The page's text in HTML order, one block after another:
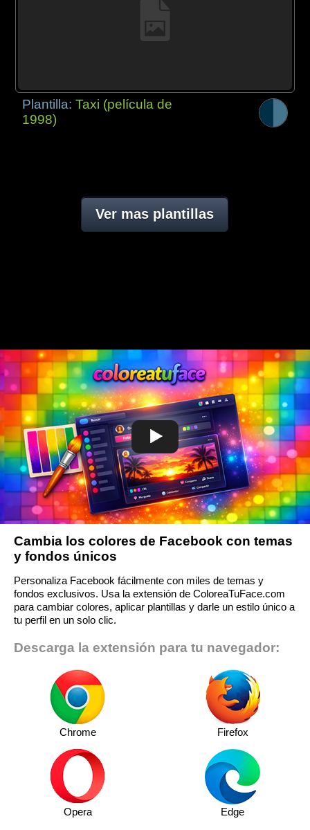
Plantilla:Taxi (película de
1998)
Ver mas plantillas
Cambia los colores de Facebook con temas
y fondos únicos
Personaliza Facebook fácilmente con miles de temas y
fondos exclusivos. Usa la extensión de ColoreaTuFace.com
para cambiar colores, aplicar plantillas y darle un estilo único a
tu perfil en un solo clic.
Descarga la extensión para tu navegador:
Chrome Firefox
Opera Edge